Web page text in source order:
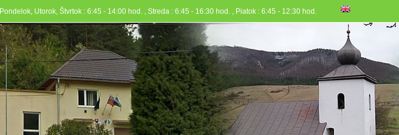
Pondelok, Utorok, Štvrtok : 6:45 - 14:00 hod. , Streda : 6:45 - 16:30 hod. , Piatok : 6:45 - 12:30 hod.